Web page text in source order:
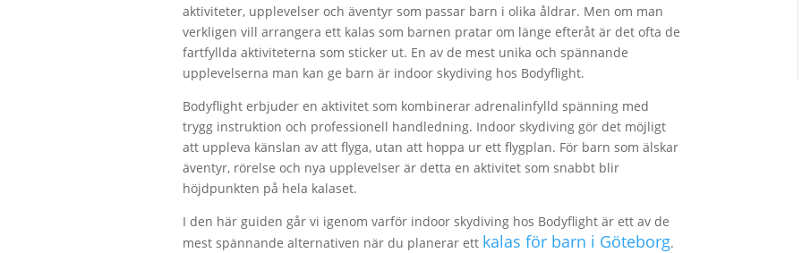
aktiviteter, upplevelser och äventyr som passar barn i olika åldrar. Men om man
verkligen vill arrangera ett kalas som barnen pratar om länge efteråt är det ofta de
fartfyllda aktiviteterna som sticker ut. En av de mest unika och spännande
upplevelserna man kan ge barn är indoor skydiving hos Bodyflight.
Bodyflight erbjuder en aktivitet som kombinerar adrenalinfylld spänning med
trygg instruktion och professionell handledning. Indoor skydiving gör det möjligt
att uppleva känslan av att flyga, utan att hoppa ur ett flygplan. För barn som älskar
äventyr, rörelse och nya upplevelser är detta en aktivitet som snabbt blir
höjdpunkten på hela kalaset.
I den här guiden går vi igenom varför indoor skydiving hos Bodyflight är ett av de
mest spännande alternativen när du planerar ett kalas för barn i Göteborg.